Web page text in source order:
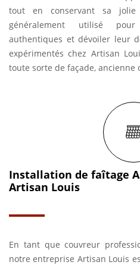
tout en conservant sa
généralement utilisé
authentiques et dévoiler leur
expérimentés chez Artisan
toute sorte de façade, ancienne
Installation de faîtage
Artisan Louis
En tant que couvreur
notre entreprise Artisan Louis